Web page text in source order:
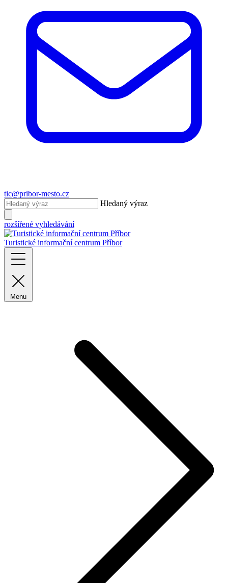
tic@pribor-mesto.cz
Hledaný výraz
rozšířené vyhledávání
Turistické informační centrum Příbor
Menu